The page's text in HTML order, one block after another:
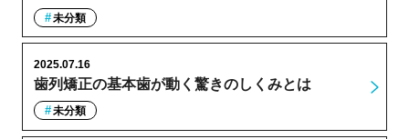
未分類
歯列矯正の基本歯が動く驚きのしくみとは
2025.07.16
未分類